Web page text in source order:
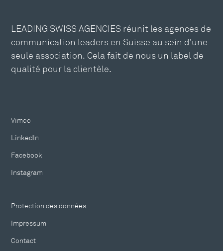
LEADING SWISS AGENCIES réunit les agences de
communication leaders en Suisse au sein d’une
seule association. Cela fait de nous un label de
qualité pour la clientèle.
Vimeo
LinkedIn
Facebook
Instagram
Protection des données
Impressum
Contact